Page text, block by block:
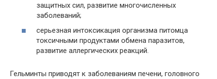
защитных сил, развитие многочисленных
заболеваний;
серьезная интоксикация организма питомца
токсичными продуктами обмена паразитов,
развитие аллергических реакций.
Гельминты приводят к заболеваниям печени, головного